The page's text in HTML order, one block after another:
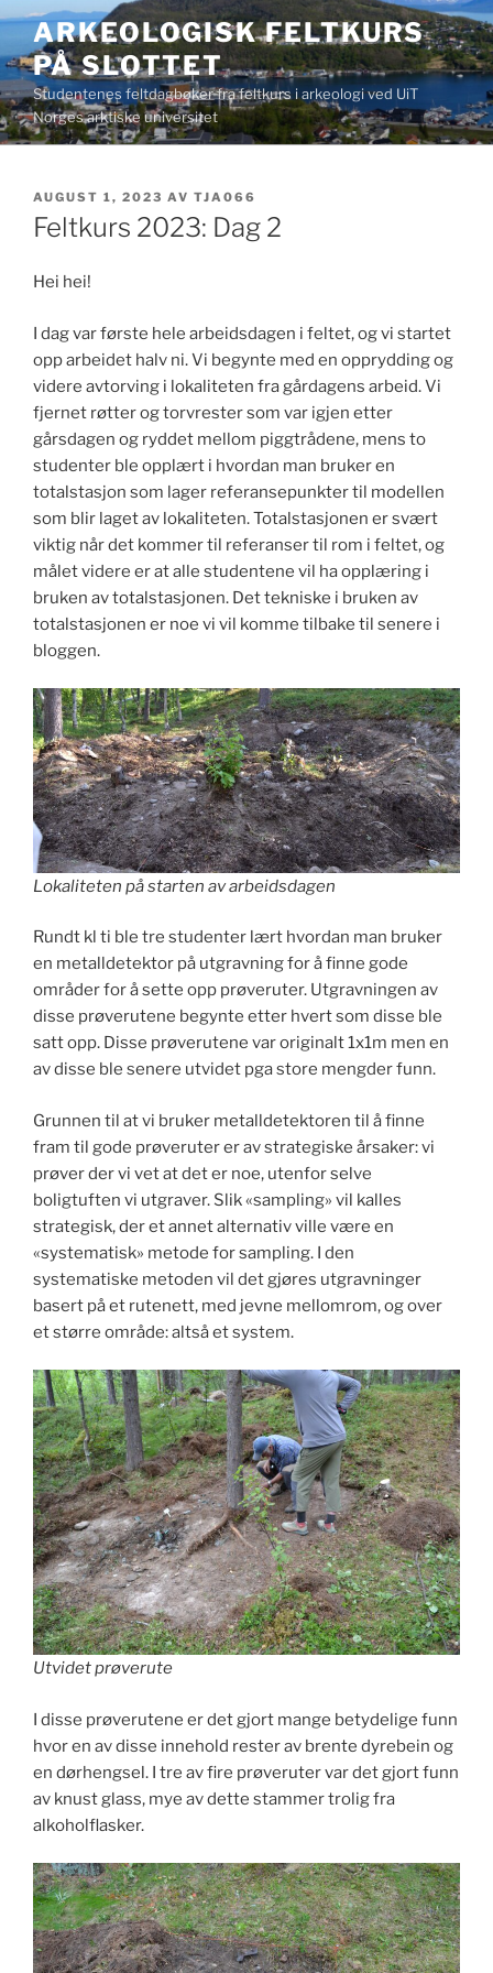
Gå
innhold
ARKEOLOGISK FELTKURS
PÅ SLOTTET
Studentenes feltdagbøker fra feltkurs i arkeologi ved UiT
Norges arktiske universitet
PUBLISERT
AUGUST 1, 2023 AV TJA066
Feltkurs 2023: Dag 2
Hei hei!
I dag var første hele arbeidsdagen i feltet, og vi startet
opp arbeidet halv ni. Vi begynte med en opprydding og
videre avtorving i lokaliteten fra gårdagens arbeid. Vi
fjernet røtter og torvrester som var igjen etter
gårsdagen og ryddet mellom piggtrådene, mens to
studenter ble opplært i hvordan man bruker en
totalstasjon som lager referansepunkter til modellen
som blir laget av lokaliteten. Totalstasjonen er svært
viktig når det kommer til referanser til rom i feltet, og
målet videre er at alle studentene vil ha opplæring i
bruken av totalstasjonen. Det tekniske i bruken av
totalstasjonen er noe vi vil komme tilbake til senere i
bloggen.
Lokaliteten på starten av arbeidsdagen
Rundt kl ti ble tre studenter lært hvordan man bruker
en metalldetektor på utgravning for å finne gode
områder for å sette opp prøveruter. Utgravningen av
disse prøverutene begynte etter hvert som disse ble
satt opp. Disse prøverutene var originalt 1x1m men en
av disse ble senere utvidet pga store mengder funn.
Grunnen til at vi bruker metalldetektoren til å finne
fram til gode prøveruter er av strategiske årsaker: vi
prøver der vi vet at det er noe, utenfor selve
boligtuften vi utgraver. Slik «sampling» vil kalles
strategisk, der et annet alternativ ville være en
«systematisk» metode for sampling. I den
systematiske metoden vil det gjøres utgravninger
basert på et rutenett, med jevne mellomrom, og over
et større område: altså et system.
Utvidet prøverute
I disse prøverutene er det gjort mange betydelige funn
hvor en av disse innehold rester av brente dyrebein og
en dørhengsel. I tre av fire prøveruter var det gjort funn
av knust glass, mye av dette stammer trolig fra
alkoholflasker.